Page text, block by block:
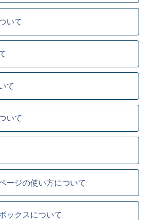
いて
て
いて
ージの使い方について
ックスについて